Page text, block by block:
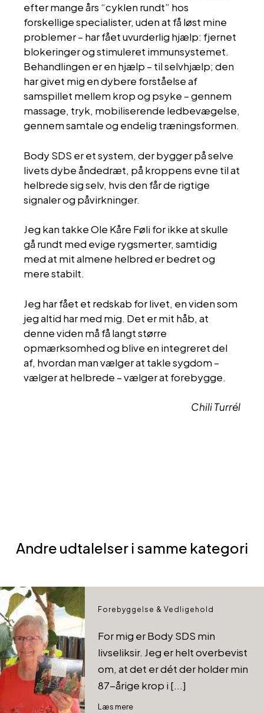
efter mange års “cyklen rundt” hos
forskellige specialister, uden at få løst mine
problemer – har fået uvurderlig hjælp: fjernet
blokeringer og stimuleret immunsystemet.
Behandlingen er en hjælp – til selvhjælp; den
har givet mig en dybere forståelse af
samspillet mellem krop og psyke – gennem
massage, tryk, mobiliserende ledbevægelse,
gennem samtale og endelig træningsformen.
Body SDS er et system, der bygger på selve
livets dybe åndedræt, på kroppens evne til at
helbrede sig selv, hvis den får de rigtige
signaler og påvirkninger.
Jeg kan takke Ole Kåre Føli for ikke at skulle
gå rundt med evige rygsmerter, samtidig
med at mit almene helbred er bedret og
mere stabilt.
Jeg har fået et redskab for livet, en viden som
jeg altid har med mig. Det er mit håb, at
denne viden må få langt større
opmærksomhed og blive en integreret del
af, hvordan man vælger at takle sygdom –
vælger at helbrede – vælger at forebygge.
Chili Turrél
Andre udtalelser i samme kategori
Forebyggelse & Vedligehold
For mig er Body SDS min
livseliksir. Jeg er helt overbevist
om, at det er dét der holder min
87-årige krop i [...]
Læs mere